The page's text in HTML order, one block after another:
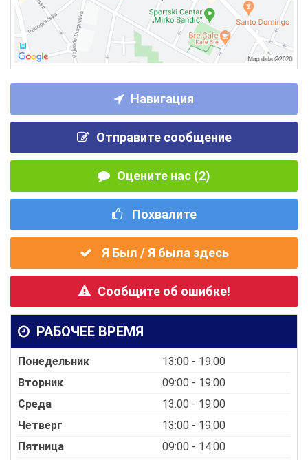
Навигация
Отправите сообщение
Оцените нас (2)
Похвалите
Я Был / Я была здесь
Сообщите об ошибке!
РАБОЧЕЕ ВРЕМЯ
Понедельник
13:00 - 19:00
Вторник
09:00 - 19:00
Среда
13:00 - 19:00
Четверг
13:00 - 19:00
Пятница
09:00 - 14:00